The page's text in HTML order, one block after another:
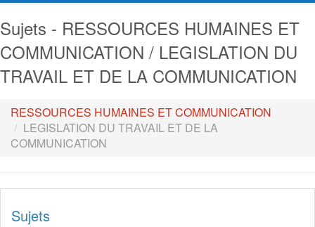
Sujets - RESSOURCES HUMAINES ET
COMMUNICATION / LEGISLATION DU
TRAVAIL ET DE LA COMMUNICATION
RESSOURCES HUMAINES ET COMMUNICATION
LEGISLATION DU TRAVAIL ET DE LA
COMMUNICATION
Sujets